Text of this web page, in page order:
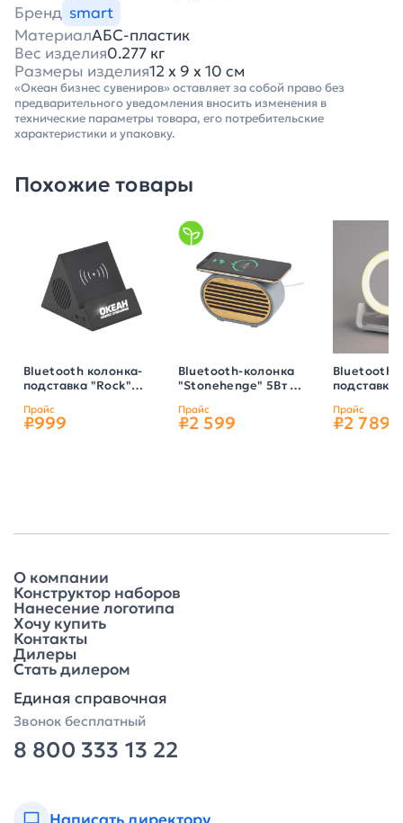
Бренд smart
МатериалАБС-пластик
Вес изделия0.277 кг
Размеры изделия12 х 9 х 10 см
«Океан бизнес сувениров» оставляет за собой право без
предварительного уведомления вносить изменения в
технические параметры товара, его потребительские
характеристики и упаковку.
Похожие товары
Bluetooth колонка-
подставка "Rock"
беспроводным
зарядным
Прайс
₽999
Bluetooth-колонка
"Stonehenge" 5Вт с
зарядным
устройством,
Прайс
₽2 599
Bluetooth
подставка
(10W)
Прайс
₽2 789
О компании
Конструктор наборов
Нанесение логотипа
Хочу купить
Контакты
Дилеры
Стать дилером
Единая справочная
Звонок бесплатный
8 800 333 13 22
Написать директору